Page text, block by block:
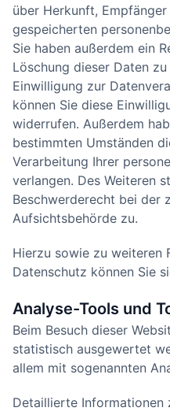
über Herkunft,
gespeicherten
Sie haben außerdem ein
Löschung dieser Daten
Einwilligung zur
können Sie diese
widerrufen. Außerdem
bestimmten Umständen
Verarbeitung Ihrer
verlangen. Des Weiteren
Beschwerderecht bei der
Aufsichtsbehörde zu.
Hierzu sowie zu weiteren
Datenschutz können Sie
Analyse-Tools und
Beim Besuch dieser
statistisch ausgewertet
allem mit sogenannten
Detaillierte Informationen